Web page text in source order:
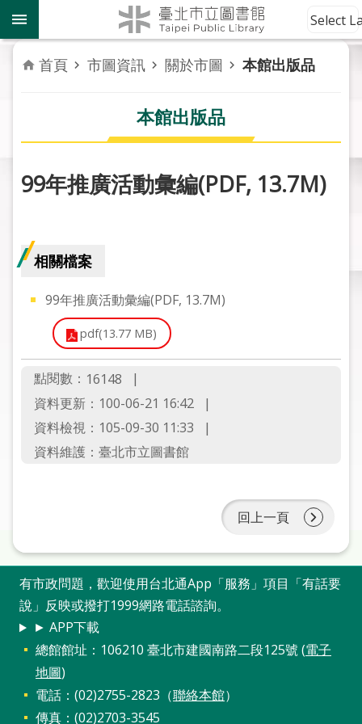
跳到主要內容區塊
到
館
資
訊
者
務
報
導
圖
線
上
申
答
加
入
市
圖
Select
首頁 市圖資訊 關於市圖 本館出版品
本館出版品
99年推廣活動彙編(PDF, 13.7M)
相關檔案
99年推廣活動彙編(PDF, 13.7M)
pdf(13.77 MB)
點閱數： 16148
資料更新：100-06-21 16:42
資料檢視：105-09-30 11:33
資料維護：臺北市立圖書館
回上一頁
有市政問題，歡迎使用台北通App「服務」項目「有話要
說」反映或撥打1999網路電話諮詢。
► APP下載
總館館址：106210 臺北市建國南路二段125號 (電子
地圖)
電話：(02)2755-2823（聯絡本館）
傳真：(02)2703-3545